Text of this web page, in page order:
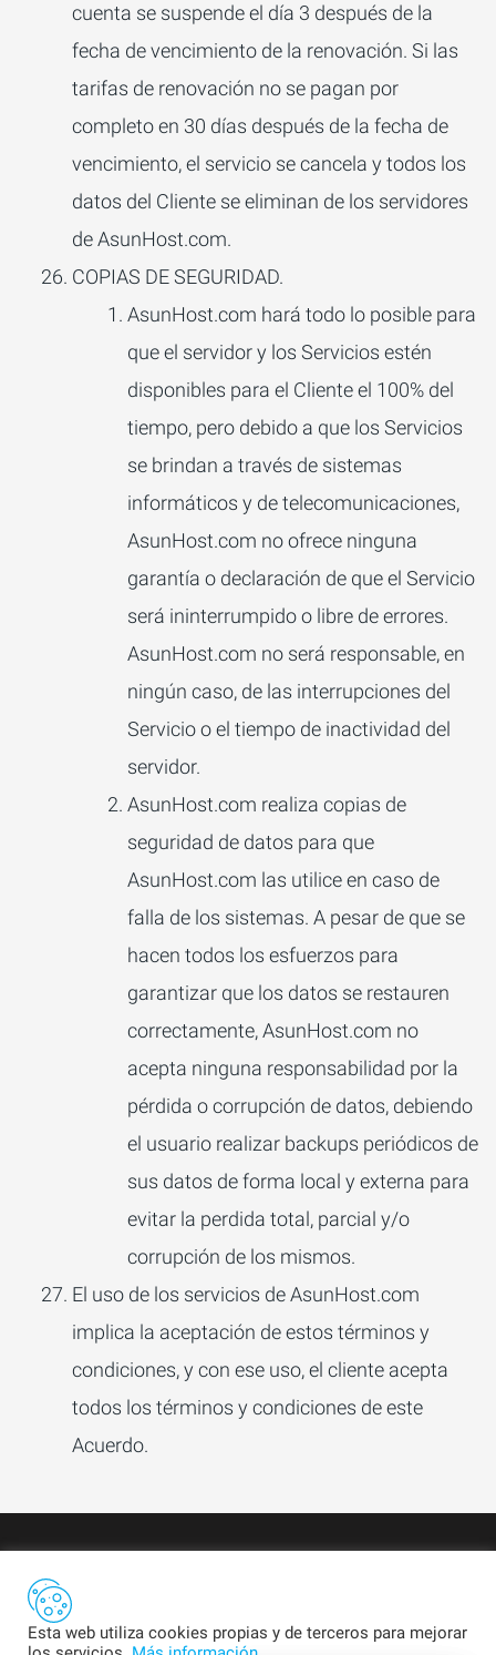
cuenta se suspende el día 3 después de la
fecha de vencimiento de la renovación. Si las
tarifas de renovación no se pagan por
completo en 30 días después de la fecha de
vencimiento, el servicio se cancela y todos los
datos del Cliente se eliminan de los servidores
de AsunHost.com.
COPIAS DE SEGURIDAD.
AsunHost.com hará todo lo posible para
que el servidor y los Servicios estén
disponibles para el Cliente el 100% del
tiempo, pero debido a que los Servicios
se brindan a través de sistemas
informáticos y de telecomunicaciones,
AsunHost.com no ofrece ninguna
garantía o declaración de que el Servicio
será ininterrumpido o libre de errores.
AsunHost.com no será responsable, en
ningún caso, de las interrupciones del
Servicio o el tiempo de inactividad del
servidor.
AsunHost.com realiza copias de
seguridad de datos para que
AsunHost.com las utilice en caso de
falla de los sistemas. A pesar de que se
hacen todos los esfuerzos para
garantizar que los datos se restauren
correctamente, AsunHost.com no
acepta ninguna responsabilidad por la
pérdida o corrupción de datos, debiendo
el usuario realizar backups periódicos de
sus datos de forma local y externa para
evitar la perdida total, parcial y/o
corrupción de los mismos.
El uso de los servicios de AsunHost.com
implica la aceptación de estos términos y
condiciones, y con ese uso, el cliente acepta
todos los términos y condiciones de este
Acuerdo.
AsunHost.com. Todos los derechos reservados.
Esta web utiliza cookies propias y de terceros para mejorar